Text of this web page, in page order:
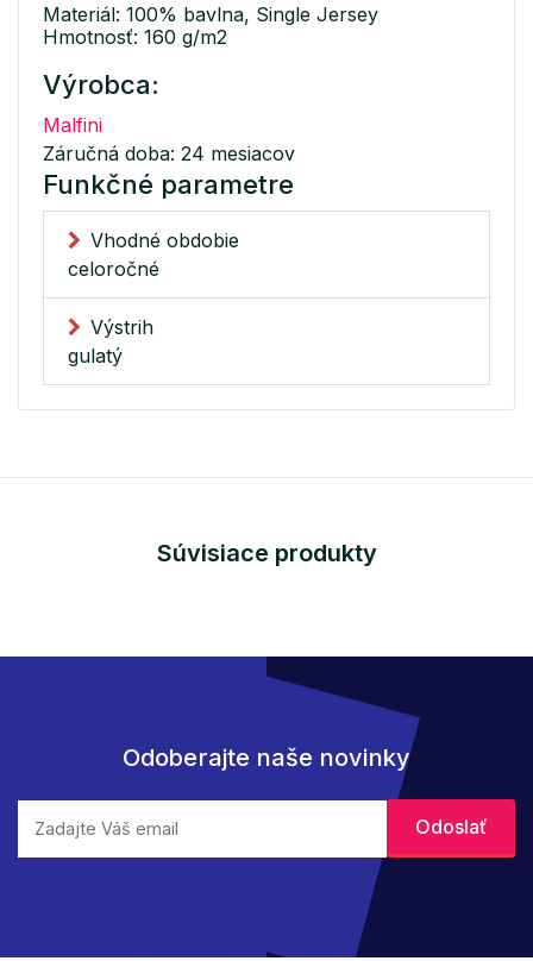
Materiál: 100% bavlna, Single Jersey
Hmotnosť: 160 g/m2
Výrobca:
Malfini
Záručná doba: 24 mesiacov
Funkčné parametre
Vhodné obdobie
celoročné
Výstrih
gulatý
Súvisiace produkty
Odoberajte naše novinky